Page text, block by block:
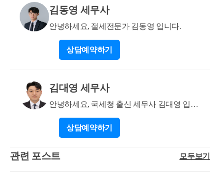
금하신 사항이 있다면 프로필 내 연락처를 통해 연락
주시면, 유료상담 및 자금조달계획서 관련 작성대리,
부속서류 구비 등 업무 수행 가능합니다.^^ 감사합니
탁드립니다. 부동산 소명업무 관련 소개 : https://blog.na
조달계획서 작성 예시 : https://blog.naver.com/tax_dawn/2
23660822753 자금조달계획서 작성 : https://blog.naver.co
r.com/tax_dawn/223529865844
원칙이기에 1인이 부담하게 된다면, 증여로 추정될 수
있습니다. 이 부분 역시 별도의 차입관계를 구성하여
자금이 부족한 분에게 빌려주시면 됩니다. 감사합니
탁드립니다. 부동산 소명업무 관련 소개 : https://blog.na
예시 : https://blog.naver.com/tax_dawn/223660822753 자금
조달계획서 작성 : https://blog.naver.com/tax_dawn/223578
010605 자금조달계획서 Q&A 목차 정리 : https://blog.na
ver.com/tax_dawn/223808314518 부동산원 실거래조사
소명 : https://blog.naver.com/tax_dawn/223544195313 차용
도) : 6.3억 (주담대5.3억 + 보증보험대출 1억) 2. 아내 -
예금 : 0.5억
김동영 세무사
안녕하세요, 절세전문가 김동영 입니다.
상담예약하기
김대영 세무사
안녕하세요, 국세청 출신 세무사 김대영 입니
상담예약하기
관련 포스트 모두보기